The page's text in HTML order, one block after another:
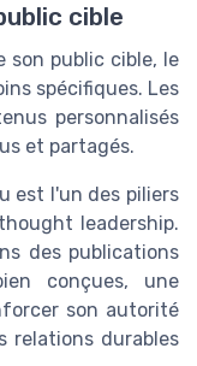
cible
son public cible, le
spécifiques. Les
personnalisés
et partagés.
est l'un des piliers
leadership.
des publications
conçues, une
son autorité
relations durables